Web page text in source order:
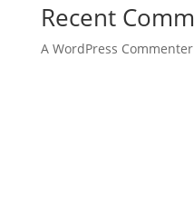
Recent
A WordPress Commenter